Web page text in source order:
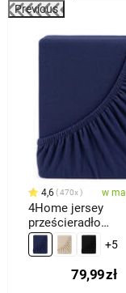
Previous
4,6 470x w
4Home jersey
prześcieradło
ciemnoniebieski,
200 cm
+5
79,99zł